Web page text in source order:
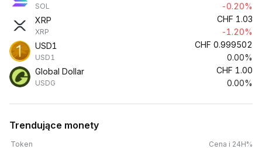
SOL
-0.20%
XRP
XRP
CHF 1.03
-1.20%
USD1
USD1
CHF 0.999502
0.00%
Global Dollar
USDG
CHF 1.00
0.00%
Trendujące monety
Token Cena i 24H%